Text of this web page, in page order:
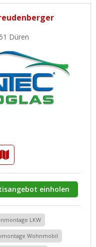
Düren
einholen
LKW
Wohnmobil